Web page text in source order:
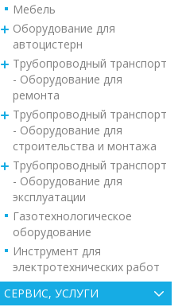
Мебель
Оборудование для
автоцистерн
Трубопроводный транспорт
- Оборудование для
ремонта
Трубопроводный транспорт
- Оборудование для
строительства и монтажа
Трубопроводный транспорт
- Оборудование для
эксплуатации
Газотехнологическое
оборудование
Инструмент для
электротехнических работ
СЕРВИС, УСЛУГИ